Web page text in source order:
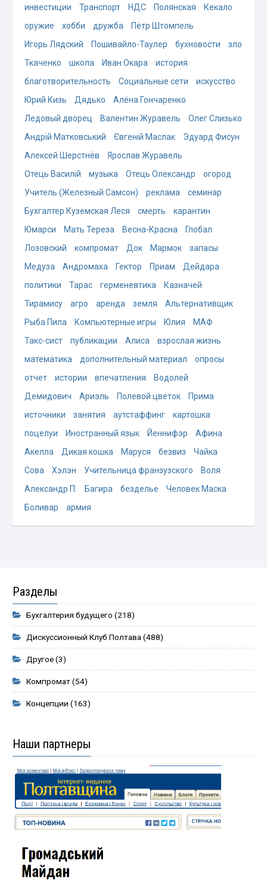
инвестиции
Транспорт НДС Полянская
Кекало
оружие
хобби дружба
Пётр Штомпель
Игорь Лядский
Пошивайло-Таулер бухновости
зло
Ткаченко
школа Иван Окара
история
благотворительность
Социальные сети
искусство
Юрий Кизь
Дядько
Алёна Гончаренко
Ледовый дворец
Валентин Журавель
Олег Слизько
Андрій Матковський
Євгеній Маслак
Эдуард Фисун
Алексей Шерстнёв
Ярослав Журавель
Отець Василій
музыка Отець Олександр
огород
Учитель (Железный Самсон)
реклама
семинар
Бухгалтер Куземская Леся
смерть
карантин
Юмарси
Мать Тереза Весна-Красна
Глобал
Лозовский
компромат Док Мармок
запасы
Медуза
Андромаха Гектор Приам
Дейдара
политики
Тарас герменевтика
Казначей
Тирамису
агро аренда земля
Альтернативщик
Рыба Пила
Компьютерные игры Юлия
МАФ
Такс-сист
публикации Алиса
взрослая жизнь
математика
дополнительный материал
опросы
отчет
истории впечатления
Водолей
Демидович
Ариэль Полевой цветок
Прима
источники
занятия аутстаффинг
картошка
поцелуи
Иностранный язык Йеннифэр
Афина
Акелла
Дикая кошка Маруся безвиз
Чайка
Сова
Хэлэн Учительница франзузского
Воля
Александр П.
Багира безделье
Человек Маска
Боливар
армия
Разделы
Бухгалтерия будущего (218)
Дискуссионный Клуб Полтава(488)
Другое(3)
Компромат(54)
Концепции (163)
Наши партнеры